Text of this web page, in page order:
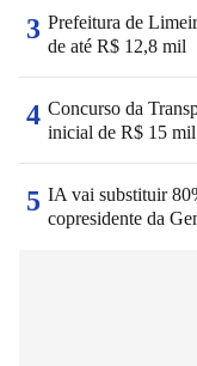
3 Prefeitura de
de até R$ 12,8 mil
4 Concurso da
inicial de R$ 15 mil
5 IA vai substituir
copresidente da